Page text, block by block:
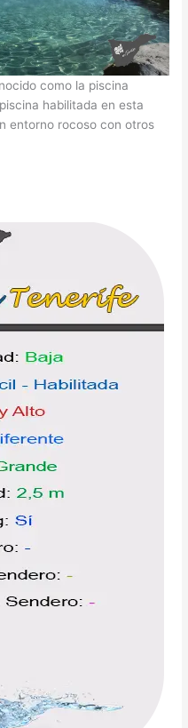
como la piscina
habilitada en esta
entorno rocoso con otros